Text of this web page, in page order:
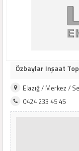
Özbaylar Inşaat
Elazığ / Merkez /
0424 233 45 45